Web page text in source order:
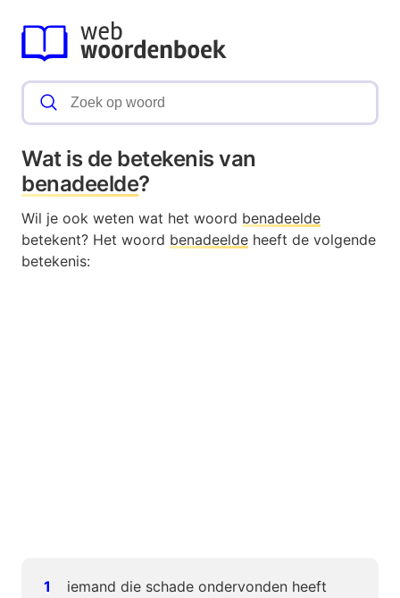
Wat is de betekenis van
benadeelde?
Wil je ook weten wat het woord benadeelde
betekent? Het woord benadeelde heeft de volgende
betekenis:
iemand die schade ondervonden heeft